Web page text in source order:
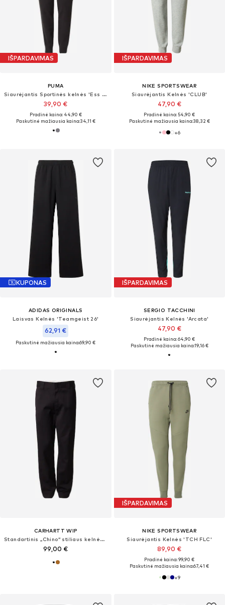
IŠPARDAVIMAS
PUMA
Siaurėjantis Sportinės kelnės 'Ess No. 1'
39,90 €
Pradinė kaina: 44,90 €
Paskutinė mažiausia kaina:34,11 €
IŠPARDAVIMAS
NIKE SPORTSWEAR
Siaurėjantis Kelnės 'CLUB'
47,90 €
Pradinė kaina: 54,90 €
Paskutinė mažiausia kaina:38,32 €
+6
KUPONAS
ADIDAS ORIGINALS
Laisvas Kelnės 'Teamgeist 26'
62,91 €
Paskutinė mažiausia kaina:69,90 €
IŠPARDAVIMAS
SERGIO TACCHINI
Siaurėjantis Kelnės 'Arcata'
47,90 €
Pradinė kaina: 64,90 €
Paskutinė mažiausia kaina:19,16 €
CARHARTT WIP
Standartinis „Chino“ stiliaus kelnės 'Master'
99,00 €
IŠPARDAVIMAS
NIKE SPORTSWEAR
Siaurėjantis Kelnės 'TCH FLC'
89,90 €
Pradinė kaina: 99,90 €
Paskutinė mažiausia kaina:67,41 €
+9